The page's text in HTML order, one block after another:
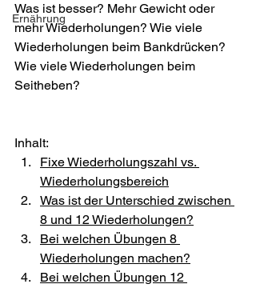
Ernährung
Was ist besser? Mehr Gewicht oder
mehr Wiederholungen? Wie viele
Wiederholungen beim Bankdrücken?
Wie viele Wiederholungen beim
Seitheben?
Inhalt:
Fixe Wiederholungszahl vs.
Wiederholungsbereich
Was ist der Unterschied zwischen
8 und 12 Wiederholungen?
Bei welchen Übungen 8
Wiederholungen machen?
Bei welchen Übungen 12